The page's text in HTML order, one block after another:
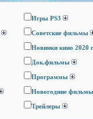
Игры PS3
Cоветские фильмы
Новинки кино 2020
Док.фильмы
Программы
Новогодние фильмы
Трейлеры